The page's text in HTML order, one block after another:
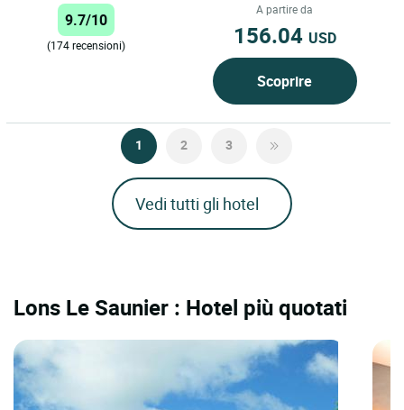
buona cucina nel...
9.7/10
(174 recensioni)
A partire da
156.04 USD
Scoprire
1 2 3
Vedi tutti gli hotel
Lons Le Saunier : Hotel più quotati